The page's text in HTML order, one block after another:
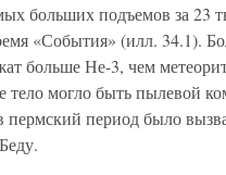
больших подъемов за 23
«События» (илл. 34.1).
больше Не-3, чем
тело могло быть пылевой
период было